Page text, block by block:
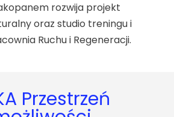
rozwija projekt
oraz studio treningu i
Ruchu i Regeneracji.
Przestrzeń